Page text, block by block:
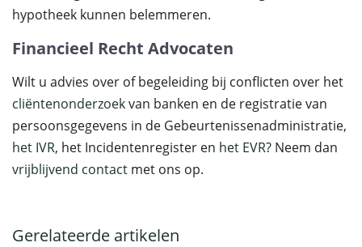
hypotheek kunnen belemmeren.
Financieel Recht Advocaten
Wilt u advies over of begeleiding bij conflicten over het
cliëntenonderzoekvan banken en de registratie van
persoonsgegevens in de Gebeurtenissenadministratie,
het IVR, het Incidentenregister en het EVR? Neem dan
vrijblijvend contact met ons op.
Gerelateerde artikelen